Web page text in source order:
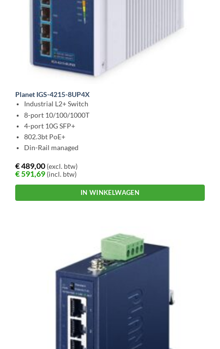
Planet IGS-4215-8UP4X
Industrial L2+ Switch
8-port 10/100/1000T
4-port 10G SFP+
802.3bt PoE+
Din-Rail managed
€489,00 (excl. btw)
€ 591,69 (incl. btw)
IN WINKELWAGEN